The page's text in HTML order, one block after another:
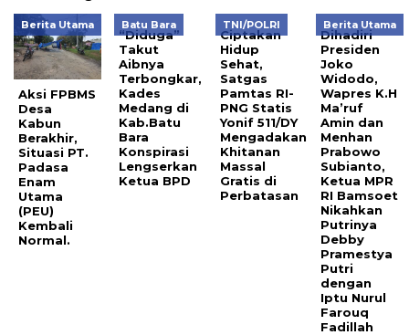
Berita Utama
Aksi FPBMS
Desa
Kabun
Berakhir,
Situasi PT.
Padasa
Enam
Utama
(PEU)
Kembali
Normal.
Batu Bara
“Diduga”
Takut
Aibnya
Terbongkar,
Kades
Medang di
Kab.Batu
Bara
Konspirasi
Lengserkan
Ketua BPD
TNI/POLRI
Ciptakan
Hidup
Sehat,
Satgas
Pamtas RI-
PNG Statis
Yonif 511/DY
Mengadakan
Khitanan
Massal
Gratis di
Perbatasan
Berita Utama
Dihadiri
Presiden
Joko
Widodo,
Wapres K.H
Ma’ruf
Amin dan
Menhan
Prabowo
Subianto,
Ketua MPR
RI Bamsoet
Nikahkan
Putrinya
Debby
Pramestya
Putri
dengan
Iptu Nurul
Farouq
Fadillah